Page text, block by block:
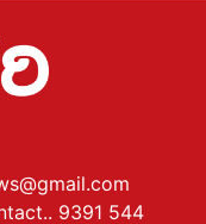
9391 544